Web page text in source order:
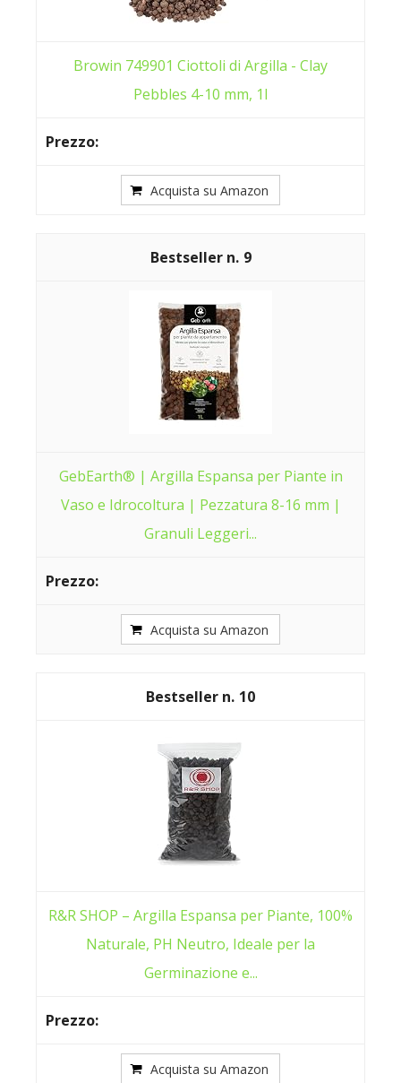
Browin 749901 Ciottoli di Argilla - Clay
Pebbles 4-10 mm, 1l
Acquista su Amazon
9
GebEarth® | Argilla Espansa per Piante in
Vaso e Idrocoltura | Pezzatura 8-16 mm |
Granuli Leggeri...
Acquista su Amazon
10
R&R SHOP – Argilla Espansa per Piante, 100%
Naturale, PH Neutro, Ideale per la
Germinazione e...
Acquista su Amazon